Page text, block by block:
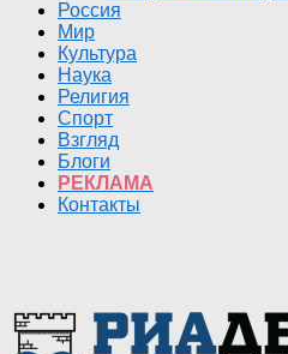
Россия
Мир
Культура
Наука
Религия
Спорт
Взгляд
Блоги
РЕКЛАМА
Контакты